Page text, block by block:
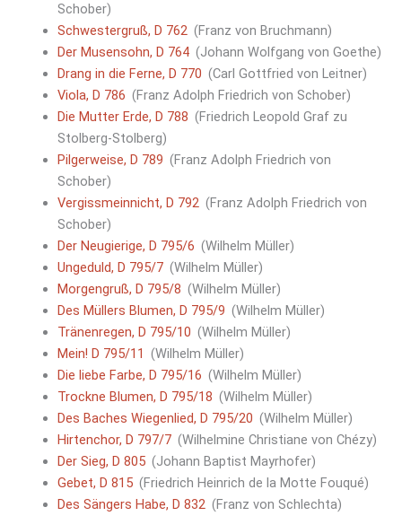
Schober)
Schwestergruß, D 762(Franz von Bruchmann)
Der Musensohn, D 764(Johann Wolfgang von Goethe)
Drang in die Ferne, D 770 (Carl Gottfried von Leitner)
Viola, D 786 (Franz Adolph Friedrich von Schober)
Die Mutter Erde, D 788 (Friedrich Leopold Graf zu
Stolberg-Stolberg)
Pilgerweise, D 789 (Franz Adolph Friedrich von
Schober)
Vergissmeinnicht, D 792(Franz Adolph Friedrich von
Schober)
Der Neugierige, D 795/6 (Wilhelm Müller)
Ungeduld, D 795/7(Wilhelm Müller)
Morgengruß, D 795/8 (Wilhelm Müller)
Des Müllers Blumen, D 795/9 (Wilhelm Müller)
Tränenregen, D 795/10 (Wilhelm Müller)
Mein! D 795/11 (Wilhelm Müller)
Die liebe Farbe, D 795/16 (Wilhelm Müller)
Trockne Blumen, D 795/18 (Wilhelm Müller)
Des Baches Wiegenlied, D 795/20 (Wilhelm Müller)
Hirtenchor, D 797/7(Wilhelmine Christiane von Chézy)
Der Sieg, D 805(Johann Baptist Mayrhofer)
Gebet, D 815(Friedrich Heinrich de la Motte Fouqué)
Des Sängers Habe, D 832(Franz von Schlechta)